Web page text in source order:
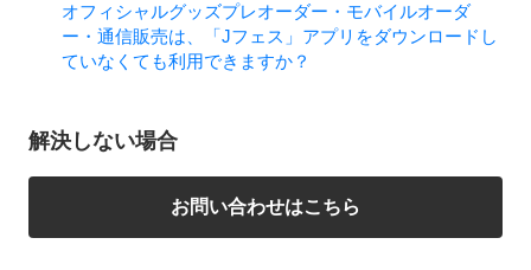
オフィシャルグッズプレオーダー・モバイルオーダ
ー・通信販売は、「Jフェス」アプリをダウンロードし
ていなくても利用できますか？
解決しない場合
お問い合わせはこちら